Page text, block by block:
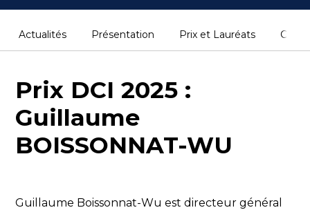
Actualités Présentation Prix et Lauréats
Prix DCI 2025 :
Guillaume
BOISSONNAT-WU
Guillaume Boissonnat-Wu est directeur général